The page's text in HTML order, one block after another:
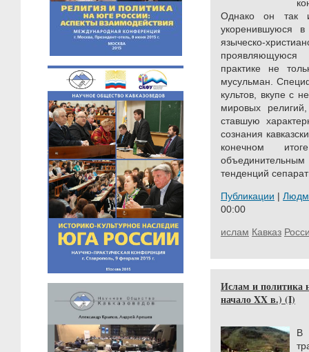
Однако он так
укоренившуюся
языческо-
практике не
мусульман.
культов, вкупе с
мировых
ставшую
сознания
конечном
тенденций
Публикации |
00:00
ислам Кавказ
Ислам и политика
начало XX в.) (I)
В